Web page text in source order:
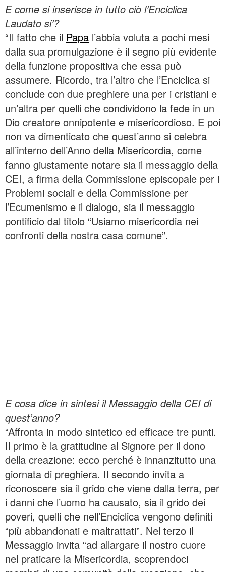
E come si inserisce in tutto ciò l’Enciclica
Laudato si’?
“Il fatto che il Papa l’abbia voluta a pochi mesi
dalla sua promulgazione è il segno più evidente
della funzione propositiva che essa può
assumere. Ricordo, tra l’altro che l’Enciclica si
conclude con due preghiere una per i cristiani e
un’altra per quelli che condividono la fede in un
Dio creatore onnipotente e misericordioso. E poi
non va dimenticato che quest’anno si celebra
all’interno dell’Anno della Misericordia, come
fanno giustamente notare sia il messaggio della
CEI, a firma della Commissione episcopale per i
Problemi sociali e della Commissione per
l’Ecumenismo e il dialogo, sia il messaggio
pontificio dal titolo “Usiamo misericordia nei
confronti della nostra casa comune”.
E cosa dice in sintesi il Messaggio della CEI di
quest’anno?
“Affronta in modo sintetico ed efficace tre punti.
Il primo è la gratitudine al Signore per il dono
della creazione: ecco perché è innanzitutto una
giornata di preghiera. Il secondo invita a
riconoscere sia il grido che viene dalla terra, per
i danni che l’uomo ha causato, sia il grido dei
poveri, quelli che nell’Enciclica vengono definiti
“più abbandonati e maltrattati”. Nel terzo il
Messaggio invita “ad allargare il nostro cuore
nel praticare la Misericordia, scoprendoci